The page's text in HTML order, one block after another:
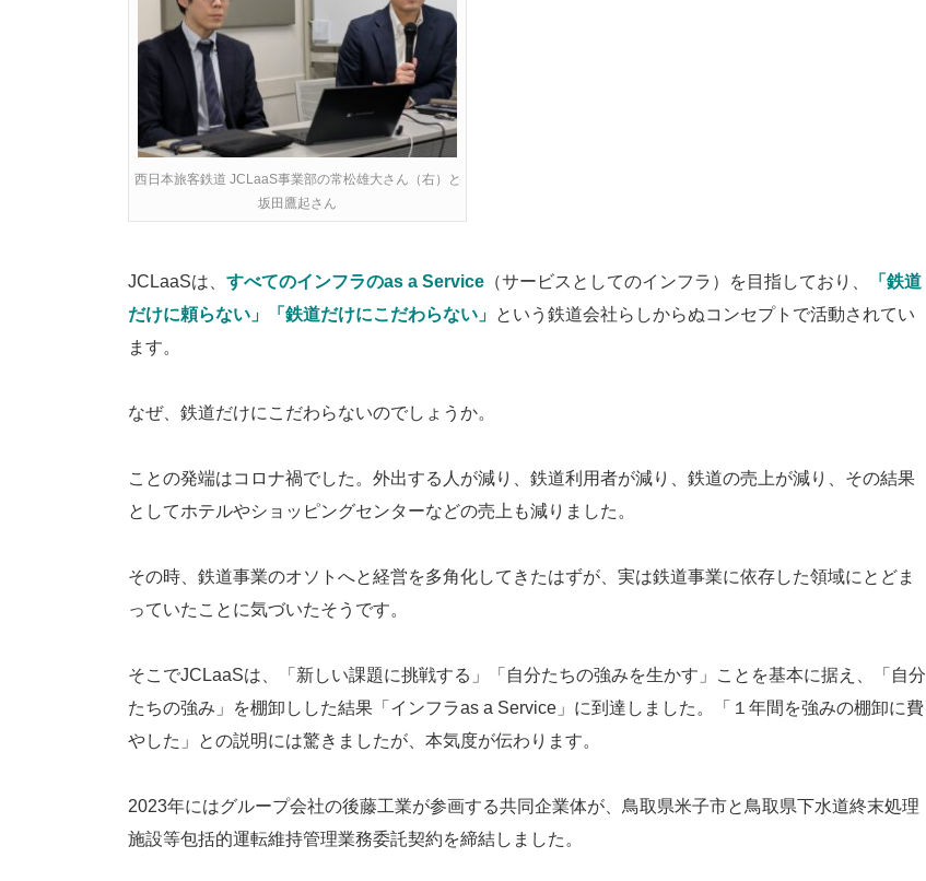
西日本旅客鉄道 JCLaaS事業部の常松雄大さん（右）と
坂田鷹起さん
JCLaaSは、 すべてのインフラのas a Service （サービスとしてのインフラ）を目指しており、
「鉄道
だけに頼らない」「鉄道だけにこだわらない」 という鉄道会社らしからぬコンセプトで活動されてい
ます。
なぜ、鉄道だけにこだわらないのでしょうか。
ことの発端はコロナ禍でした。外出する人が減り、鉄道利用者が減り、鉄道の売上が減り、その結果
としてホテルやショッピングセンターなどの売上も減りました。
その時、鉄道事業のオソトへと経営を多角化してきたはずが、実は鉄道事業に依存した領域にとどま
っていたことに気づいたそうです。
そこでJCLaaSは、「新しい課題に挑戦する」「自分たちの強みを生かす」ことを基本に据え、「自分
たちの強み」を棚卸しした結果「インフラas a Service」に到達しました。「１年間を強みの棚卸に費
やした」との説明には驚きましたが、本気度が伝わります。
2023年にはグループ会社の後藤工業が参画する共同企業体が、鳥取県米子市と鳥取県下水道終末処理
施設等包括的運転維持管理業務委託契約を締結しました。